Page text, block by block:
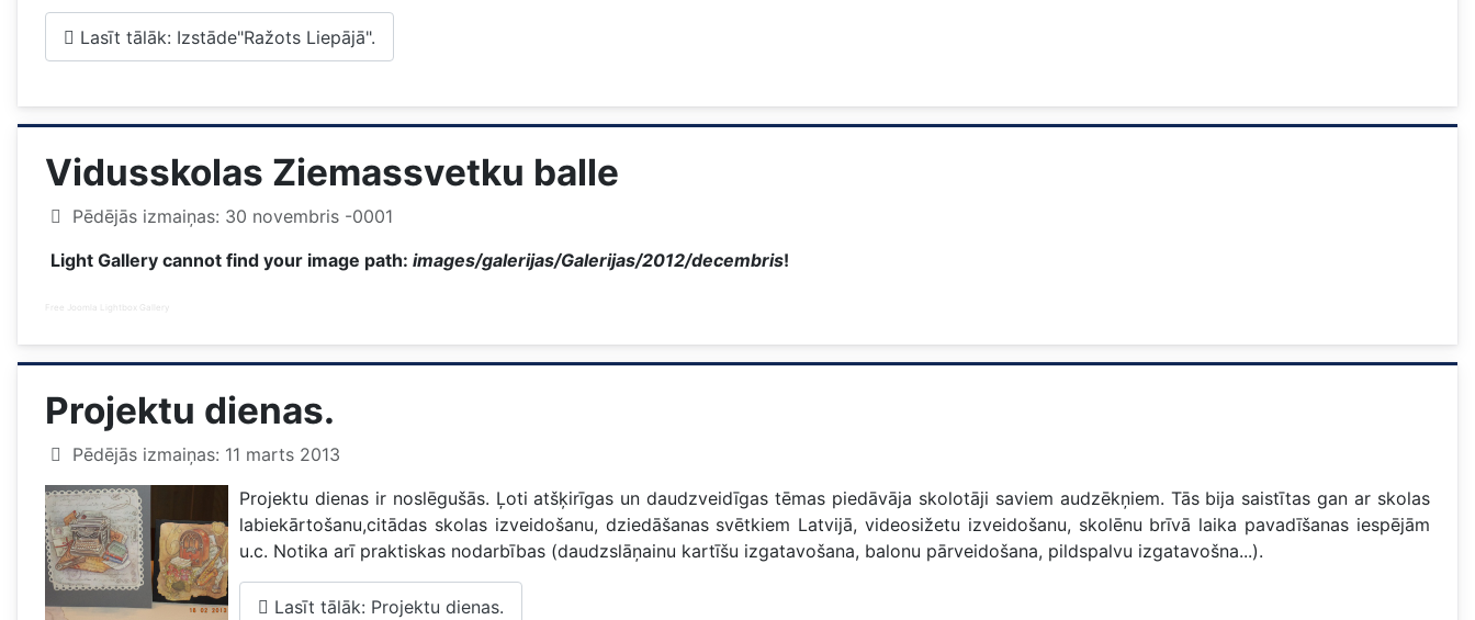
Lasīt tālāk: Izstāde"Ražots Liepājā".
Vidusskolas Ziemassvetku balle
Pēdējās izmaiņas: 30 novembris -0001
Light Gallery cannot find your image path: images/galerijas/Galerijas/2012/decembris!
Free Joomla Lightbox Gallery
Projektu dienas.
Pēdējās izmaiņas: 11 marts 2013
Projektu dienas ir noslēgušās. Ļoti atšķirīgas un daudzveidīgas tēmas piedāvāja skolotāji saviem audzēkņiem. Tās bija saistītas gan ar skolas
labiekārtošanu,citādas skolas izveidošanu, dziedāšanas svētkiem Latvijā, videosižetu izveidošanu, skolēnu brīvā laika pavadīšanas iespējām
u.c. Notika arī praktiskas nodarbības (daudzslāņainu kartīšu izgatavošana, balonu pārveidošana, pildspalvu izgatavošna...).
Lasīt tālāk: Projektu dienas.